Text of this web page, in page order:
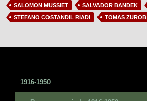
SALOMON MUSSIET
SALVADOR BANDEK
STEFANO COSTANDIL RIADI
TOMAS ZUROB
1916-1950